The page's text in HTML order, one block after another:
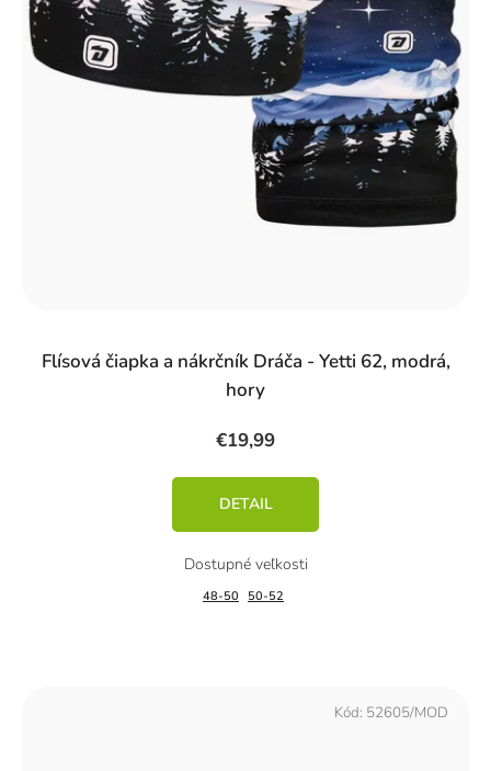
Flísová čiapka a nákrčník Dráča - Yetti 62, modrá,
hory
€19,99
DETAIL
48-50 50-52
Kód: 52605/MOD